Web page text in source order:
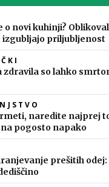
o novi kuhinji?
izgubljajo priljubljenost
zdravila so lahko
naredite najprej
pogosto napako
prešitih